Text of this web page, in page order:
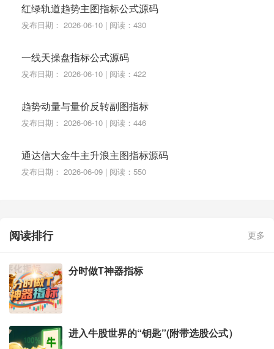
V02,8)<=3 AND HHVBARS(HIGH,9)=1 AND LLVBAR
S(LOW,9)>=8 AND HV03;
HV02,9)<=4 AND HHVBARS(HIGH,10)=2 AND LLVB
HV9:=COUNT(HV00,10)>=3 AND COUNT(HV01 OR
HV02,9)<=4 AND HHVBARS(HIGH,10)=1 AND LLVB
HV10:=COUNT(HV00,11)>=3 AND COUNT(HV01 OR
V6 OR HV7 OR HV8 OR HV9 OR HV10;
底分型:FILTER(XG=1,5) AND 重心线<10.5 AND 牛线<
12 AND 牛熊线<10.2,COLORYELLOW,NODRAW;
顶分型:FILTER(HXG=1,3),NODRAW;
DRAWBAND(BBI,RGB(25,75,150),底,RGB(25,75,25
红绿轨道趋势主图指标公式源码
发布日期： 2026-06-10 | 阅读：430
一线天操盘指标公式源码
发布日期： 2026-06-10 | 阅读：422
趋势动量与量价反转副图指标
发布日期： 2026-06-10 | 阅读：446
通达信大金牛主升浪主图指标源码
发布日期： 2026-06-09 | 阅读：550
阅读排行 更多
分时做T神器指标
进入牛股世界的“钥匙”(附带选股公式）